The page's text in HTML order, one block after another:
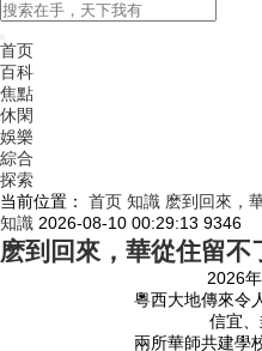
首页
百科
焦點
休閑
娛樂
綜合
探索
当前位置：
首页 知識 麽到回來，
知識 2026-08-10 00:29:13 9346
麽到回來，華從住留不
2026
粵西大地傳來令
信宜
兩所華師共建學